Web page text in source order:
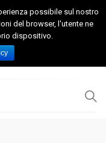
nella Capitanata
possibile sul nostro
del browser, l'utente ne
dispositivo.